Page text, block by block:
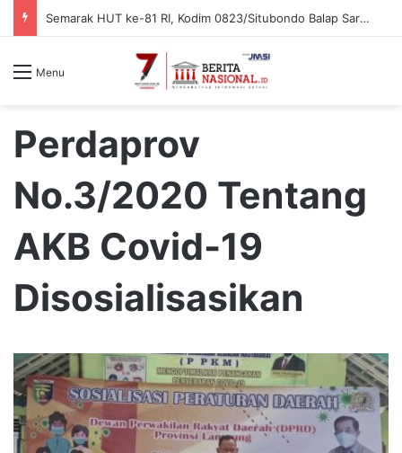
Semarak HUT ke-81 RI, Kodim 0823/Situbondo Balap Sarung Hingga Lomba Bongkar Senjata
Menu
Perdaprov
No.3/2020 Tentang
AKB Covid-19
Disosialisasikan